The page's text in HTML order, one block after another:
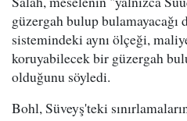
güzergah bulup
sistemindeki aynı ölçeği,
koruyabilecek bir güzergah
olduğunu söyledi.
Bohl, Süveyş'teki